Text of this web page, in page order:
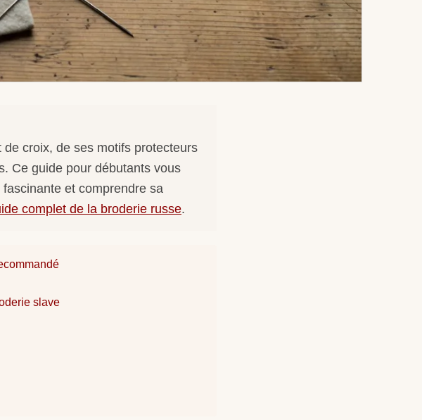
croix, de ses motifs protecteurs
Ce guide pour débutants vous
et comprendre sa
complet de la broderie russe.
slave